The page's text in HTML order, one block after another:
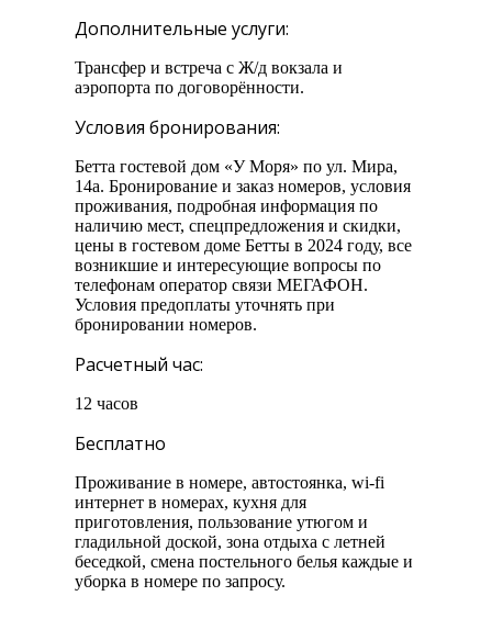
Дополнительные услуги:
Трансфер и встреча с Ж/д вокзала и
аэропорта по договорённости.
Условия бронирования:
Бетта гостевой дом «У Моря» по ул. Мира,
14а. Бронирование и заказ номеров, условия
проживания, подробная информация по
наличию мест, спецпредложения и скидки,
цены в гостевом доме Бетты в 2024 году, все
возникшие и интересующие вопросы по
телефонам оператор связи МЕГАФОН.
Условия предоплаты уточнять при
бронировании номеров.
Расчетный час:
12 часов
Бесплатно
Проживание в номере, автостоянка, wi-fi
интернет в номерах, кухня для
приготовления, пользование утюгом и
гладильной доской, зона отдыха с летней
беседкой, смена постельного белья каждые и
уборка в номере по запросу.